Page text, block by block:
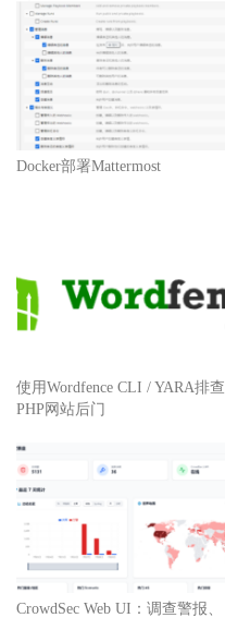
Docker部署Mattermost
使用Wordfence CLI / YARA排查
PHP网站后门
CrowdSec Web UI：调查警报、